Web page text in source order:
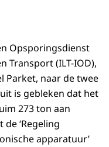
Opsporingsdienst
Transport (ILT-IOD),
Parket, naar de twee
is gebleken dat het
273 ton aan
‘Regeling
apparatuur’